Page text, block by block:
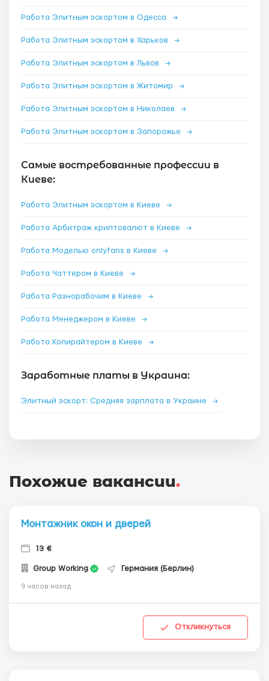
Работа Элитным эскортом в Одесса →
Работа Элитным эскортом в Харьков →
Работа Элитным эскортом в Львов →
Работа Элитным эскортом в Житомир →
Работа Элитным эскортом в Николаев →
Работа Элитным эскортом в Запорожье →
Самые востребованные профессии в
Киеве:
Работа Элитным эскортом в Киеве →
Работа Арбитраж криптовалют в Киеве →
Работа Моделью onlyfans в Киеве →
Работа Чаттером в Киеве →
Работа Разнорабочим в Киеве →
Работа Менеджером в Киеве →
Работа Копирайтером в Киеве →
Заработные платы в Украина:
Элитный эскорт: Средняя зарплата в Украине →
Похожие вакансии.
Монтажник окон и дверей
13 €
Group Working Германия (Берлин)
9 часов назад
Откликнуться